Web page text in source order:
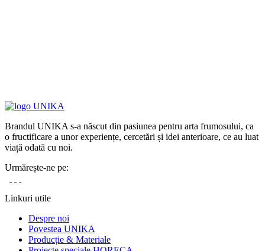
Brandul UNIKA s-a născut din pasiunea pentru arta frumosului, ca
o fructificare a unor experiențe, cercetări și idei anterioare, ce au luat
viață odată cu noi.
Urmărește-ne pe:
Linkuri utile
Despre noi
Povestea UNIKA
Producție & Materiale